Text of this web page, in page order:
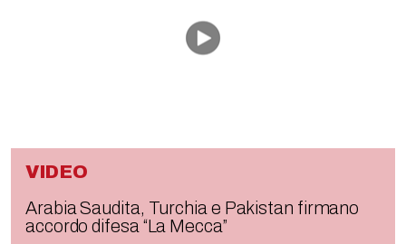
VIDEO
Arabia Saudita, Turchia e Pakistan firmano
accordo difesa “La Mecca”